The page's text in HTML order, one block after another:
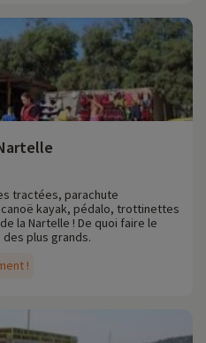
!
tractées, parachute
kayak, pédalo, trottinettes
la Nartelle ! De quoi faire le
plus grands.